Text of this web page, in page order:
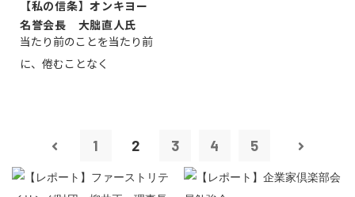
【私の信条】オンキヨー
名誉会長 大朏直人氏
当たり前のことを当たり前
に、倦むことなく
1 2 3 4 5